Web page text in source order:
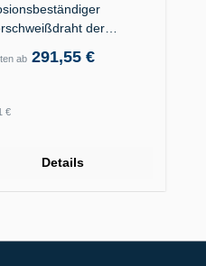
der
ab 291,55 €
Preis:
€
Details